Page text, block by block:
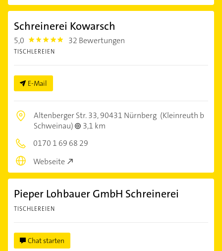
Schreinerei Kowarsch
5,0 5.0 32 Bewertungen
TISCHLEREIEN
E-Mail
Altenberger Str. 33,90431 Nürnberg (Kleinreuth b
Schweinau)
3,1 km
0170 1 69 68 29
Webseite
Pieper Lohbauer GmbH Schreinerei
TISCHLEREIEN
Chat starten